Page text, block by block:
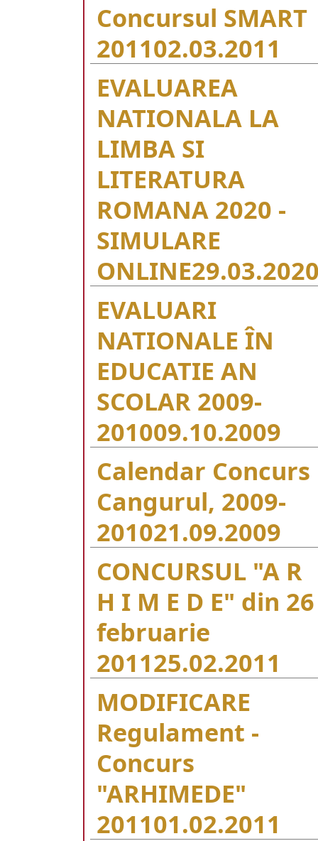
Concursul SMART
201102.03.2011
EVALUAREA
NATIONALA LA
LIMBA SI
LITERATURA
ROMANA 2020 -
SIMULARE
ONLINE
EVALUARI
NATIONALE ÎN
EDUCATIE AN
SCOLAR 2009-
201009.10.2009
Calendar Concurs
Cangurul, 2009-
201021.09.2009
CONCURSUL "A R
H I M E D E" din 26
februarie
201125.02.2011
MODIFICARE
Regulament -
Concurs
"ARHIMEDE"
201101.02.2011